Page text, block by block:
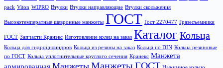
pack Viton WIPRO Втулки Втулки направляющие Втулки скольжения
Высокотемператные шевронные манжеты ГОСТ Гост 2270477 Грязесъемники
ГОСТ Запчасти Кранэкс Изготовление колец на заказ Каталог Кольца
Кольца для гидроцилиндров Кольца из резины на заказ Кольца по DIN Кольца резиновые
по ГОСТ Кольца уплотнительные круглого сечения Кранекс Манжета
Манжеты ГОСТ